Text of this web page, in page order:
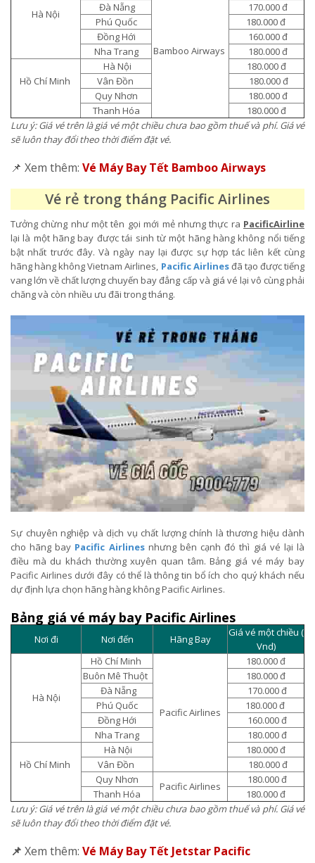
Hà Nội
Bamboo Airways
Đà Nẵng
170.000 đ
Phú Quốc
180.000 đ
Đồng Hới
160.000 đ
Nha Trang
180.000 đ
Hồ Chí Minh
Hà Nội
180.000 đ
Vân Đồn
180.000 đ
Quy Nhơn
180.000 đ
Thanh Hóa
180.000 đ
Lưu ý: Giá vé trên là giá vé một chiều chưa bao gồm thuế và phí. Giá vé
sẽ luôn thay đổi theo thời điểm đặt vé.
📌 Xem thêm: Vé Máy Bay Tết Bamboo Airways
Vé rẻ trong tháng Pacific Airlines
Tưởng chừng như một tên gọi mới mẻ nhưng thực ra PacificAirline
lại là một hãng bay được tái sinh từ một hãng hàng không nổi tiếng
bật nhất trước đây. Và ngày nay lại được sự hợp tác liên kết cùng
hãng hàng không Vietnam Airlines, Pacific Airlinesđã tạo được tiếng
vang lớn về chất lượng chuyến bay đẳng cấp và giá vé lại vô cùng phải
chăng và còn nhiều ưu đãi trong tháng.
Sự chuyên nghiệp và dịch vụ chất lượng chính là thương hiệu dành
cho hãng bay Pacific Airlinesnhưng bên cạnh đó thì giá vé lại là
điều mà du khách thường xuyên quan tâm. Bảng giá vé máy bay
Pacific Airlines dưới đây có thể là thông tin bổ ích cho quý khách nếu
dự định lựa chọn hãng hàng không Pacific Airlines.
Bảng giá vé máy bay Pacific Airlines
Nơi đi Nơi đến Hãng Bay
Giá vé một chiều (
Vnd)
Hà Nội
Hồ Chí Minh
Pacific Airlines
180.000 đ
Buôn Mê Thuột
180.000 đ
Đà Nẵng
170.000 đ
Phú Quốc
180.000 đ
Đồng Hới
160.000 đ
Nha Trang
180.000 đ
Hồ Chí Minh
Hà Nội
180.000 đ
Vân Đồn
180.000 đ
Quy Nhơn
Pacific Airlines
180.000 đ
Thanh Hóa
180.000 đ
Lưu ý: Giá vé trên là giá vé một chiều chưa bao gồm thuế và phí. Giá vé
sẽ luôn thay đổi theo thời điểm đặt vé.
📌 Xem thêm: Vé Máy Bay Tết Jetstar Pacific